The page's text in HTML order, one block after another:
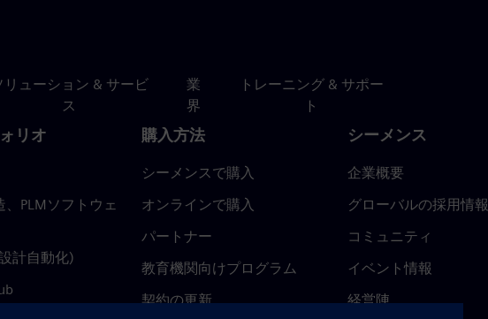
リューション & サービ
ス
業
界
トレーニング & サポー
ト
リオ
、PLMソフトウェ
計自動化)
購入方法
シーメンスで購入
オンラインで購入
パートナー
教育機関向けプログラム
契約の更新
シーメンス
企業概要
グローバルの採用情報
コミュニティ
イベント情報
経営陣